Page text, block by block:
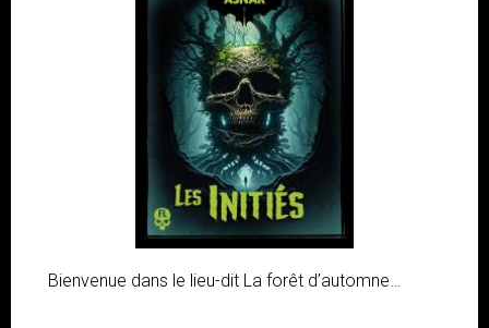
Bienvenue dans le lieu-dit La forêt d’automne…